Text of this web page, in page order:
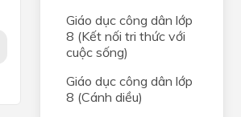
Giáo dục công dân lớp
8 (Kết nối tri thức với
cuộc sống)
Giáo dục công dân lớp
8 (Cánh diều)